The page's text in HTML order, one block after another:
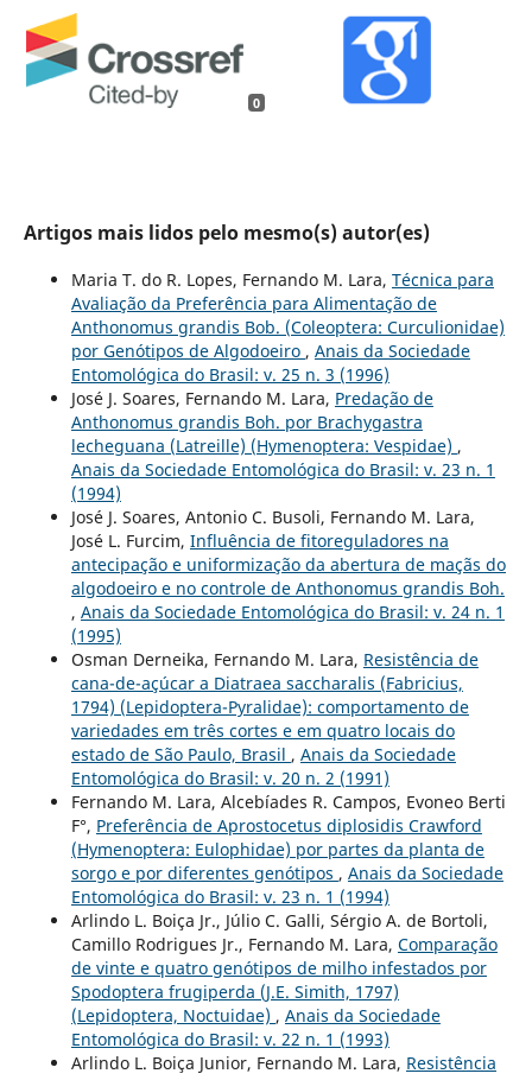
0
Artigos mais lidos pelo mesmo(s) autor(es)
Maria T. do R. Lopes, Fernando M. Lara, Técnica para
Avaliação da Preferência para Alimentação de
Anthonomus grandis Bob. (Coleoptera: Curculionidae)
por Genótipos de Algodoeiro , Anais da Sociedade
Entomológica do Brasil: v. 25 n. 3 (1996)
José J. Soares, Fernando M. Lara, Predação de
Anthonomus grandis Boh. por Brachygastra
lecheguana (Latreille) (Hymenoptera: Vespidae) ,
Anais da Sociedade Entomológica do Brasil: v. 23 n. 1
(1994)
José J. Soares, Antonio C. Busoli, Fernando M. Lara,
José L. Furcim, Influência de fitoreguladores na
antecipação e uniformização da abertura de maçãs do
algodoeiro e no controle de Anthonomus grandis Boh.
, Anais da Sociedade Entomológica do Brasil: v. 24 n. 1
(1995)
Osman Derneika, Fernando M. Lara, Resistência de
cana-de-açúcar a Diatraea saccharalis (Fabricius,
1794) (Lepidoptera-Pyralidae): comportamento de
variedades em três cortes e em quatro locais do
estado de São Paulo, Brasil , Anais da Sociedade
Entomológica do Brasil: v. 20 n. 2 (1991)
Fernando M. Lara, Alcebíades R. Campos, Evoneo Berti
F°, Preferência de Aprostocetus diplosidis Crawford
(Hymenoptera: Eulophidae) por partes da planta de
sorgo e por diferentes genótipos , Anais da Sociedade
Entomológica do Brasil: v. 23 n. 1 (1994)
Arlindo L. Boiça Jr., Júlio C. Galli, Sérgio A. de Bortoli,
Camillo Rodrigues Jr., Fernando M. Lara, Comparação
de vinte e quatro genótipos de milho infestados por
Spodoptera frugiperda (J.E. Simith, 1797)
(Lepidoptera, Noctuidae) , Anais da Sociedade
Entomológica do Brasil: v. 22 n. 1 (1993)
Arlindo L. Boiça Junior, Fernando M. Lara, Resistência